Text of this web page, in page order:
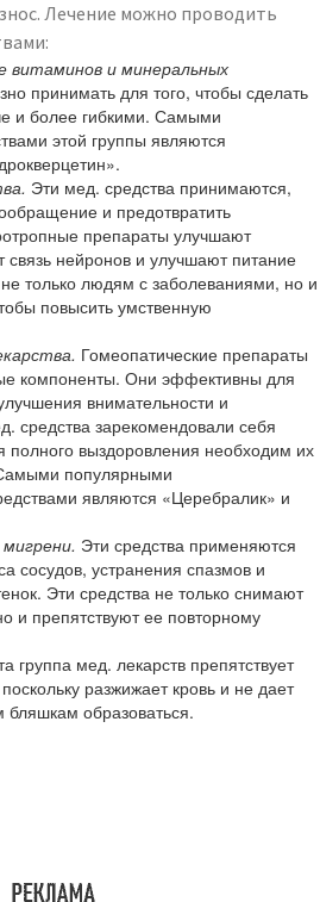
Лечение можно проводить
витаминов и минеральных
принимать для того, чтобы сделать
и более гибкими. Самыми
этой группы являются
Эти мед. средства принимаются,
и предотвратить
препараты улучшают
связь нейронов и улучшают питание
только людям с заболеваниями, но и
повысить умственную
Гомеопатические препараты
компоненты. Они эффективны для
внимательности и
средства зарекомендовали себя
полного выздоровления необходим их
популярными
являются «Церебралик» и
Эти средства применяются
сосудов, устранения спазмов и
Эти средства не только снимают
и препятствуют ее повторному
группа мед. лекарств препятствует
разжижает кровь и не дает
бляшкам образоваться.